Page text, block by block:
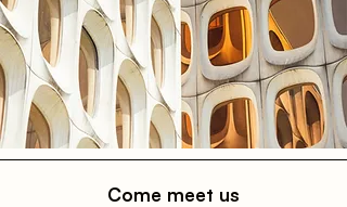
© Jeroen Verrecht
Come meet us